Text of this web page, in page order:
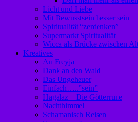
Licht und Liebe
Mit Bewusstsein besser sein
Spiritualität “zerdenken”
Supermarkt Spiritualität
Wicca als Brücke zwischen
Kreatives
An Freyja
Dank an den Wald
Das Ungeheuer
Einfach…..”sein”
Hagalaz – Die Götterrune
Nachthimmel
Schamanisch Reisen